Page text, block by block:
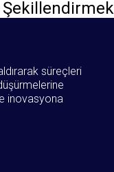
süreçleri
inovasyona